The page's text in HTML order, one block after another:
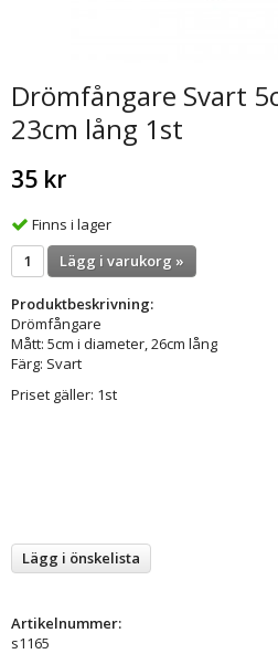
Drömfångare Svart
23cm lång 1st
35 kr
Finns i lager
Lägg i varukorg »
Produktbeskrivning:
Drömfångare
Mått: 5cm i diameter, 26cm lång
Färg: Svart
Priset gäller: 1st
Lägg i önskelista
Artikelnummer:
s1165